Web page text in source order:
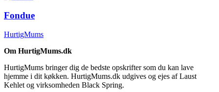
Fondue
HurtigMums
Om HurtigMums.dk
HurtigMums bringer dig de bedste opskrifter som du kan lave
hjemme i dit køkken. HurtigMums.dk udgives og ejes af Laust
Kehlet og virksomheden Black Spring.